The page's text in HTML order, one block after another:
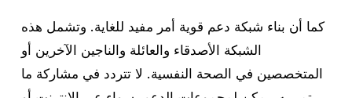
كما أن بناء شبكة دعم قوية أمر مفيد للغاية. وتشمل هذه
الشبكة الأصدقاء والعائلة والناجين الآخرين أو
المتخصصين في الصحة النفسية. لا تتردد في مشاركة ما